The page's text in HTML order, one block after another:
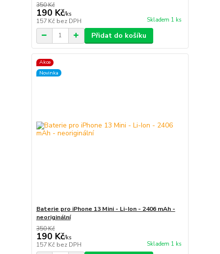
350 Kč
190 Kč/ks
157 Kč bez DPH Skladem 1 ks
Přidat do košíku
Akce
Novinka
Baterie pro iPhone 13 Mini - Li-Ion - 2406 mAh -
neoriginální
350 Kč
190 Kč/ks
157 Kč bez DPH Skladem 1 ks